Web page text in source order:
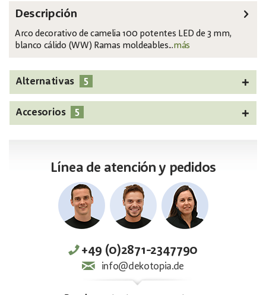
Descripción
Arco decorativo de camelia 100 potentes LED de 3 mm,
blanco cálido (WW) Ramas moldeables...más
Alternativas 5
Accesorios 5
Línea de atención y pedidos
+49 (0)2871-2347790
info@dekotopia.de